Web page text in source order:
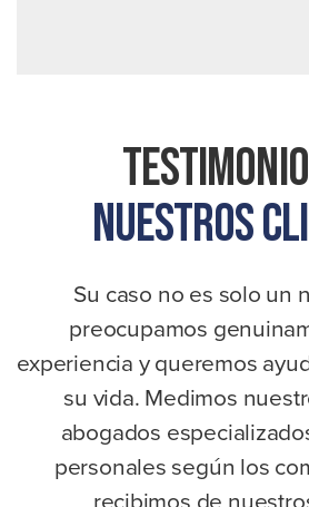
Nuestros
Su caso no es solo un
preocupamos
experiencia y queremos
su vida. Medimos
abogados
personales según los